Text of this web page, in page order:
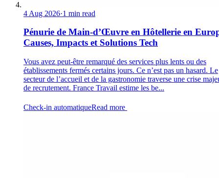
4 Aug 2026·1 min read
Pénurie de Main-d’Œuvre en Hôtellerie en
Causes, Impacts et Solutions Tech
Vous avez peut-être remarqué des services plus lents ou des
établissements fermés certains jours. Ce n’est pas un hasard. Le
secteur de l’accueil et de la gastronomie traverse une crise
de recrutement. France Travail estime les be...
Check-in automatiqueRead more